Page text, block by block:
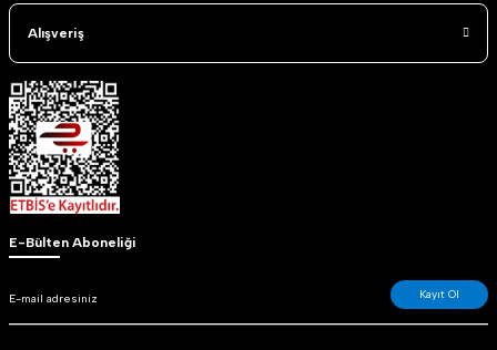
Alışveriş
E-Bülten Aboneliği
Kayıt Ol